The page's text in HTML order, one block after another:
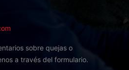
sobre quejas o
a través del formulario.